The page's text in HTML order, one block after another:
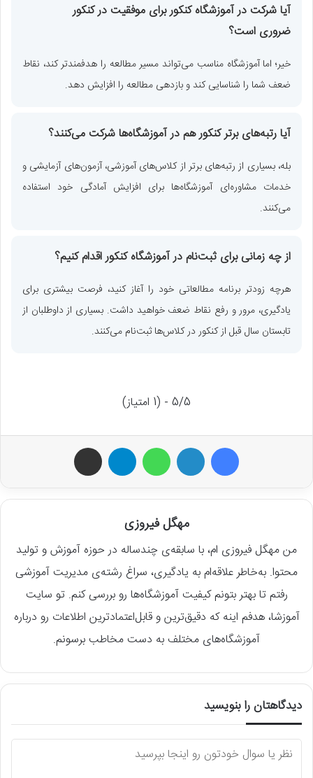
آیا شرکت در آموزشگاه کنکور برای موفقیت در کنکور
ضروری است؟
خیر؛ اما آموزشگاه مناسب می‌تواند مسیر مطالعه را هدفمندتر کند، نقاط
ضعف شما را شناسایی کند و بازدهی مطالعه را افزایش دهد.
آیا رتبه‌های برتر کنکور هم در آموزشگاه‌ها شرکت می‌کنند؟
بله، بسیاری از رتبه‌های برتر از کلاس‌های آموزشی، آزمون‌های آزمایشی و
خدمات مشاوره‌ای آموزشگاه‌ها برای افزایش آمادگی خود استفاده
می‌کنند.
از چه زمانی برای ثبت‌نام در آموزشگاه کنکور اقدام کنیم؟
هرچه زودتر برنامه مطالعاتی خود را آغاز کنید، فرصت بیشتری برای
یادگیری، مرور و رفع نقاط ضعف خواهید داشت. بسیاری از داوطلبان از
تابستان سال قبل از کنکور در کلاس‌ها ثبت‌نام می‌کنند.
5/5 - (1 امتیاز)
فیسبوک لینکداین واتس آپ تلگرام
مهگل فیروزی
من مهگل فیروزی ام، با سابقه‌ی چندساله در حوزه آموزش و تولید
محتوا. به‌خاطر علاقه‌ام به یادگیری، سراغ رشته‌ی مدیریت آموزشی
رفتم تا بهتر بتونم کیفیت آموزشگاه‌ها رو بررسی کنم. تو سایت
آموزشا، هدفم اینه که دقیق‌ترین و قابل‌اعتمادترین اطلاعات رو درباره
آموزشگاه‌های مختلف به دست مخاطب برسونم.
دیدگاهتان را بنویسید